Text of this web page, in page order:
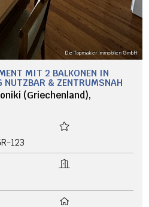
MIT 2 BALKONEN IN X
& ZENTRUMSNAH
(Griechenland),
123